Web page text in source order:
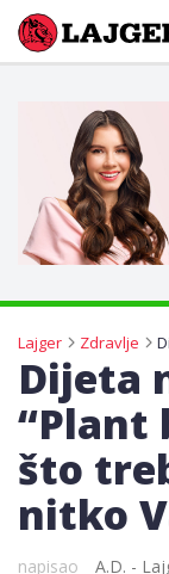
Lajger
Lajger Zdravlje
Dijeta
“Plant
što
nitko
napisao
A.D. -